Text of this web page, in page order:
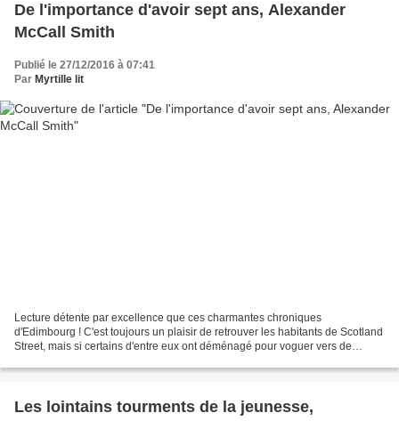
De l'importance d'avoir sept ans, Alexander
McCall Smith
Publié le 27/12/2016 à 07:41
Par Myrtille lit
Lecture détente par excellence que ces charmantes chroniques
d'Edimbourg ! C'est toujours un plaisir de retrouver les habitants de Scotland
Street, mais si certains d'entre eux ont déménagé pour voguer vers de
Les lointains tourments de la jeunesse,